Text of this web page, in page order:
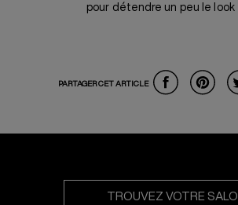
pour détendre un peu le look
PARTAGER CET ARTICLE
TROUVEZ VOTRE